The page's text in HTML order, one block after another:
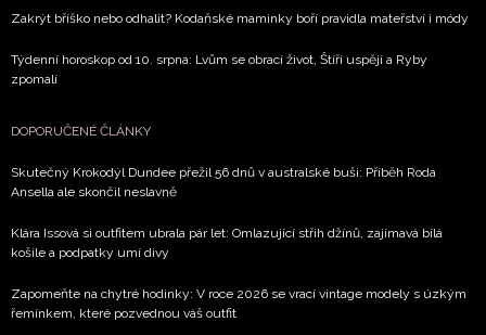
Zakrýt bříško nebo odhalit? Kodaňské maminky boří pravidla mateřství i módy
Týdenní horoskop od 10. srpna: Lvům se obrací život, Štíři uspějí a Ryby
zpomalí
DOPORUČENÉ ČLÁNKY
Skutečný Krokodýl Dundee přežil 56 dnů v australské buši: Příběh Roda
Ansella ale skončil neslavně
Klára Issová si outfitem ubrala pár let: Omlazující střih džínů, zajímavá bílá
košile a podpatky umí divy
Zapomeňte na chytré hodinky: V roce 2026 se vrací vintage modely s úzkým
řemínkem, které pozvednou váš outfit